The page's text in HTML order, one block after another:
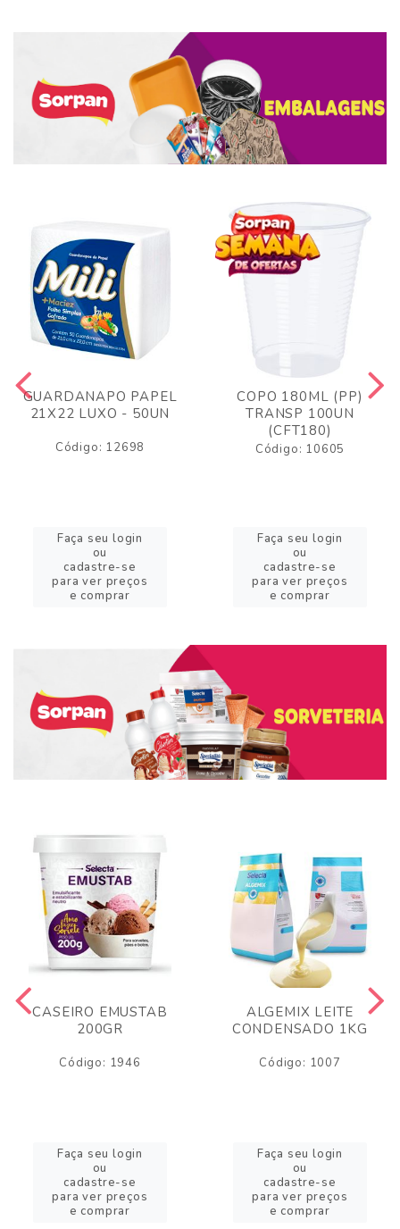
GUARDANAPO PAPEL
21X22 LUXO - 50UN
Código: 12698
Faça seu login
ou
cadastre-se
para ver preços
e comprar
COPO 180ML (PP)
TRANSP 100UN
(CFT180)
Código: 10605
Faça seu login
ou
cadastre-se
para ver preços
e comprar
CASEIRO EMUSTAB
200GR
Código: 1946
Faça seu login
ou
cadastre-se
para ver preços
e comprar
ALGEMIX LEITE
CONDENSADO 1KG
Código: 1007
Faça seu login
ou
cadastre-se
para ver preços
e comprar